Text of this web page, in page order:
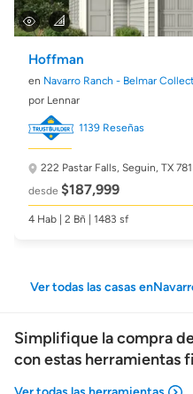
Hoffman
en Navarro Ranch - Belmar
por Lennar
1139 Reseñas
222 Pastar Falls, Seguin, TX
desde $187,999
4 Hab | 2 Bñ | 1483 sf
Ver todas las casas
Simplifique la compra
con estas herramientas